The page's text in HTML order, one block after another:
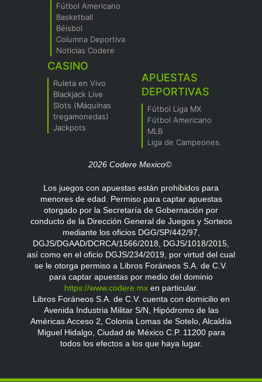
Fútbol Americano
Basketball
Béisbol
Columna Deportiva
Noticias Codere
CASINO
Ruleta en Vivo
Blackjack Live
Slots (Máquinas
tregamonedas)
Jackpots
APUESTAS
DEPORTIVAS
Fútbol Liga MX
Fútbol Americano
MLB
Liga de Campeones.
2026 Codere Mexico©
Los juegos con apuestas están prohibidos para
menores de edad. Permiso para captar apuestas
otorgado por la Secretaría de Gobernación por
conducto de la Dirección General de Juegos y Sorteos
mediante los oficios DGG/SP/442/97,
DGJS/DGAAD/DCRCA/1566/2018, DGJS/1018/2015,
así como en el oficio DGJS/234/2019, por virtud del cual
se le otorga permiso a Libros Foráneos S.A. de C.V.
para captar apuestas por medio del dominio
https://www.codere.mxen particular.
Libros Foráneos S.A. de C.V. cuenta con domicilio en
Avenida Industria Militar S/N, Hipódromo de las
Américas Acceso 2, Colonia Lomas de Sotelo, Alcaldía
Miguel Hidalgo, Ciudad de México C.P. 11200 para
todos los efectos a los que haya lugar.